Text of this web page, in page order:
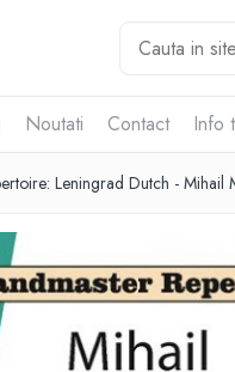
Noutati Contact Info
Leningrad Dutch - Mihail